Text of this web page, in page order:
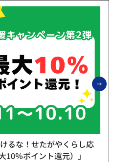
るな！せたがやくらし応
10％ポイント還元）」